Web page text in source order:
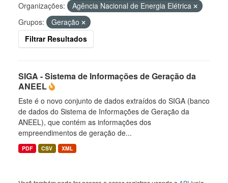
Organizações:
Agência Nacional de Energia Elétrica
Grupos:
Geração
Filtrar Resultados
SIGA - Sistema de Informações de Geração da
ANEEL
Este é o novo conjunto de dados extraídos do SIGA (banco
de dados do Sistema de Informações de Geração da
ANEEL), que contém as informações dos
empreendimentos de geração de...
PDF CSV XML